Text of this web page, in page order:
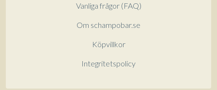
Vanliga frågor (FAQ)
Om schampobar.se
Köpvillkor
Integritetspolicy